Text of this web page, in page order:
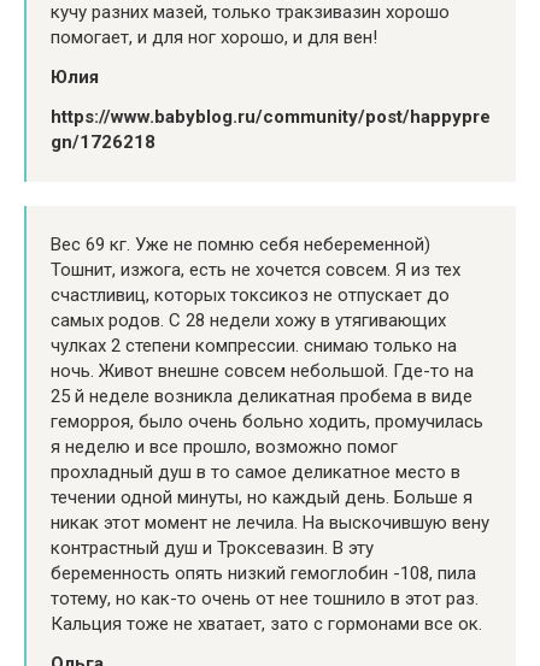
кучу разних мазей, только тракзивазин хорошо
помогает, и для ног хорошо, и для вен!
Юлия
https://www.babyblog.ru/community/post/happypre
gn/1726218
Вес 69 кг. Уже не помню себя небеременной)
Тошнит, изжога, есть не хочется совсем. Я из тех
счастливиц, которых токсикоз не отпускает до
самых родов. С 28 недели хожу в утягивающих
чулках 2 степени компрессии. снимаю только на
ночь. Живот внешне совсем небольшой. Где-то на
25 й неделе возникла деликатная пробема в виде
геморроя, было очень больно ходить, промучилась
я неделю и все прошло, возможно помог
прохладный душ в то самое деликатное место в
течении одной минуты, но каждый день. Больше я
никак этот момент не лечила. На выскочившую вену
контрастный душ и Троксевазин. В эту
беременность опять низкий гемоглобин -108, пила
тотему, но как-то очень от нее тошнило в этот раз.
Кальция тоже не хватает, зато с гормонами все ок.